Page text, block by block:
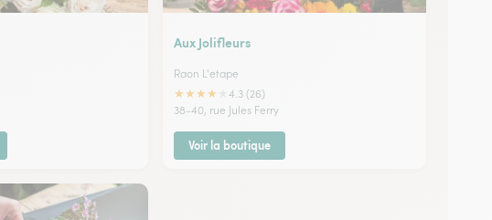
Aux Jolifleurs
Raon L'etape
★★★★
4.3 (26)
38-40, rue Jules Ferry
Voir la boutique